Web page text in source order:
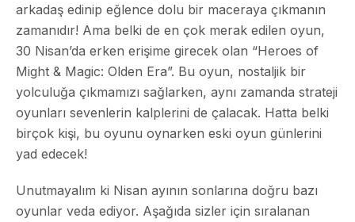
arkadaş edinip eğlence dolu bir maceraya çıkmanın
zamanıdır! Ama belki de en çok merak edilen oyun,
30 Nisan’da erken erişime girecek olan “Heroes of
Might & Magic: Olden Era”. Bu oyun, nostaljik bir
yolculuğa çıkmamızı sağlarken, aynı zamanda strateji
oyunları sevenlerin kalplerini de çalacak. Hatta belki
birçok kişi, bu oyunu oynarken eski oyun günlerini
yad edecek!
Unutmayalım ki Nisan ayının sonlarına doğru bazı
oyunlar veda ediyor. Aşağıda sizler için sıralanan